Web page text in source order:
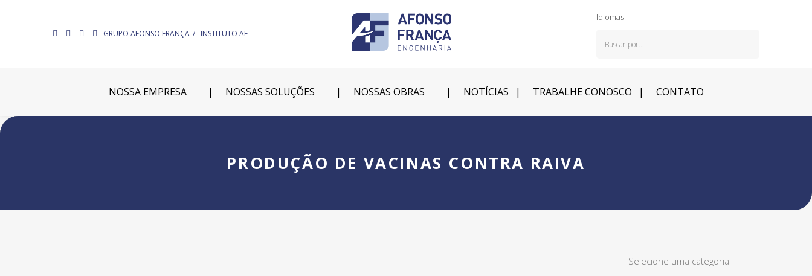
GRUPO AFONSO FRANÇA INSTITUTO AF
Idiomas:
NOSSA EMPRESA NOSSAS SOLUÇÕES NOSSAS OBRAS NOTÍCIAS TRABALHE CONOSCO CONTATO
PRODUÇÃO DE VACINAS CONTRA RAIVA
Selecione uma categoria